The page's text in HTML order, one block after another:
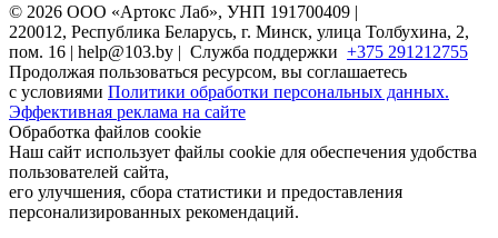
© 2026 ООО «Артокс Лаб», УНП 191700409 |
220012, Республика Беларусь, г. Минск, улица Толбухина, 2,
пом. 16 | help@103.by | Служба поддержки +375 291212755
Продолжая пользоваться ресурсом, вы соглашаетесь
с условиями Политики обработки персональных данных.
Эффективная реклама на сайте
Обработка файлов cookie
Наш сайт использует файлы cookie для обеспечения удобства
пользователей сайта,
его улучшения, сбора статистики и предоставления
персонализированных рекомендаций.